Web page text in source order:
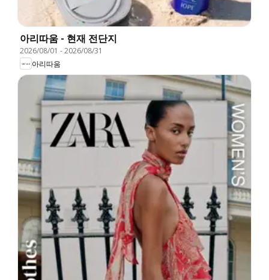
아리따움 - 현재 전단지
2026/08/01 -2026/08/31
아리따움